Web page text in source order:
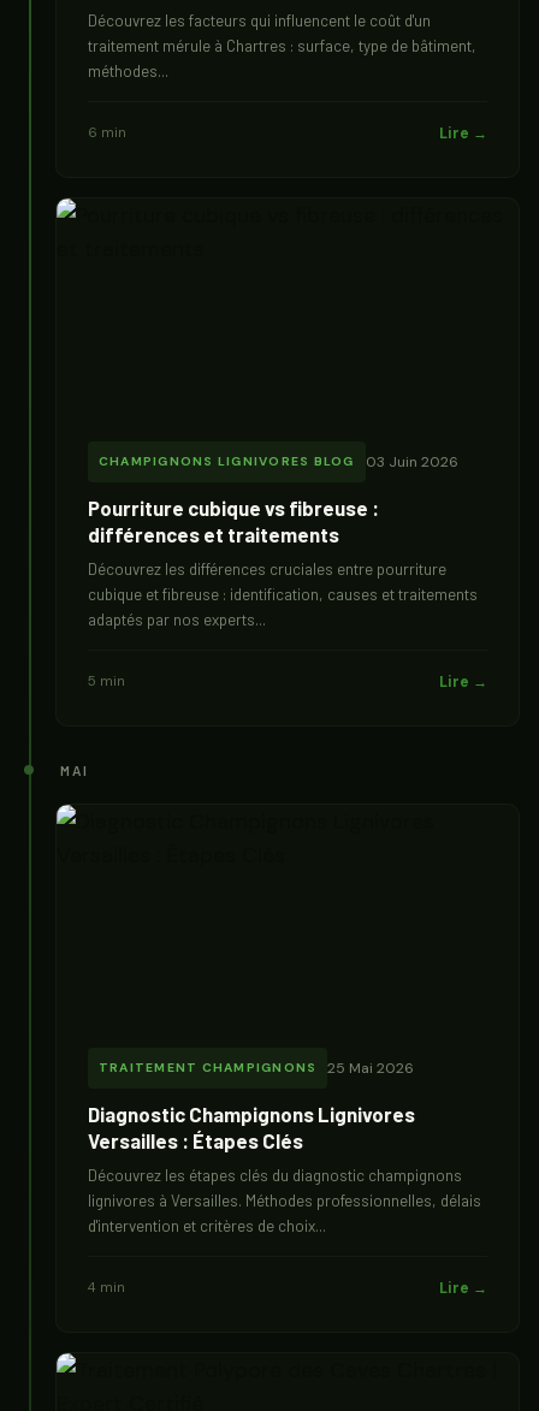
Découvrez les facteurs qui influencent le coût d'un
traitement mérule à Chartres : surface, type de bâtiment,
méthodes...
6 min Lire →
CHAMPIGNONS LIGNIVORES BLOG 03 Juin 2026
Pourriture cubique vs fibreuse :
différences et traitements
Découvrez les différences cruciales entre pourriture
cubique et fibreuse : identification, causes et traitements
adaptés par nos experts...
5 min Lire →
MAI
TRAITEMENT CHAMPIGNONS 25 Mai 2026
Diagnostic Champignons Lignivores
Versailles : Étapes Clés
Découvrez les étapes clés du diagnostic champignons
lignivores à Versailles. Méthodes professionnelles, délais
d'intervention et critères de choix...
4 min Lire →